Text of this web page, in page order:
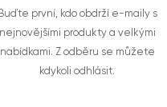
Buďte první, kdo obdrží e-maily s
nejnovějšími produkty a velkými
nabídkami. Z odběru se můžete
kdykoli odhlásit.